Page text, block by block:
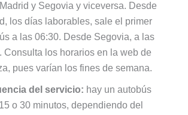
y Segovia y viceversa. Desde
los días laborables, sale el primer
a las 06:30. Desde Segovia, a las
Consulta los horarios en la web de
pues varían los fines de semana.
del servicio: hay un autobús
o 30 minutos, dependiendo del